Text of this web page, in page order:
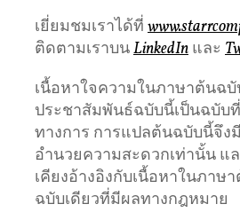
เยี่ยมชมเราได้ที่
ติดตามเราบนLinkedIn และ
เนื้อหาใจความในภาษาต้นฉ
ประชาสัมพันธ์ฉบับนี้เป็นฉบับ
ทางการ การแปลต้นฉบับนี้จึง
อำนวยความสะดวกเท่านั้น แ
เคียงอ้างอิงกับเนื้อหาในภาษ
ฉบับเดียวที่มีผลทางกฎหมาย